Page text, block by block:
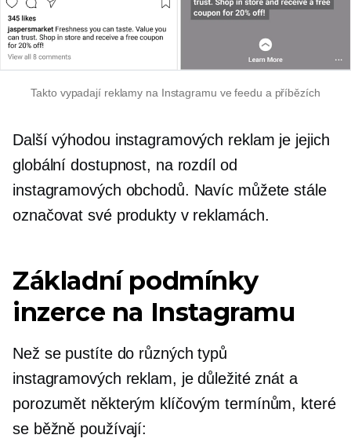
Takto vypadají reklamy na Instagramu ve feedu a příbězích
Další výhodou instagramových reklam je jejich
globální dostupnost, na rozdíl od
instagramových obchodů. Navíc můžete stále
označovat své produkty v reklamách.
Základní podmínky
inzerce na Instagramu
Než se pustíte do různých typů
instagramových reklam, je důležité znát a
porozumět některým klíčovým termínům, které
se běžně používají: